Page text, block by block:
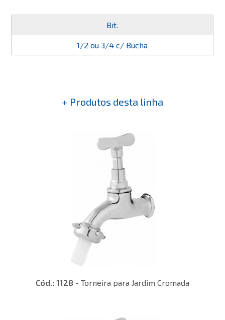
Bit.
1/2 ou 3/4 c/ Bucha
+ Produtos desta linha
Cód.: 1128 - Torneira para Jardim Cromada